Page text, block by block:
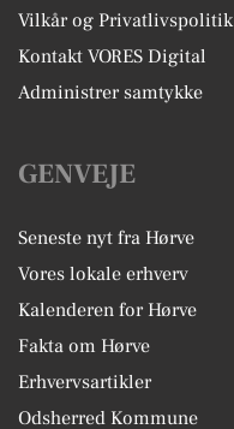
Vilkår og Privatlivspolitik
Kontakt VORES Digital
Administrer samtykke
GENVEJE
Seneste nyt fra Hørve
Vores lokale erhverv
Kalenderen for Hørve
Fakta om Hørve
Erhvervsartikler
Odsherred Kommune